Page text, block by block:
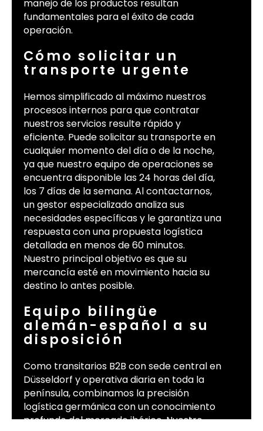
manejo de los productos resultan
fundamentales para el éxito de cada
operación.
Cómo solicitar un
transporte urgente
Hemos simplificado al máximo nuestros
procesos internos para que contratar
nuestros servicios resulte rápido y
eficiente. Puede solicitar su transporte en
cualquier momento del día o de la noche,
ya que nuestro equipo de operaciones se
encuentra disponible las 24 horas del día,
los 7 días de la semana. Al contactarnos,
un gestor especializado analiza sus
necesidades específicas y le garantiza una
respuesta con una propuesta logística
detallada en menos de 60 minutos.
Nuestro principal objetivo es que su
mercancía esté en movimiento hacia su
destino lo antes posible.
Equipo bilingüe
alemán-español a su
disposición
Como transitarios B2B con sede central en
Düsseldorf y operativa diaria en toda la
península, combinamos la precisión
logística germánica con un conocimiento
profundo del mercado ibérico. Nuestro